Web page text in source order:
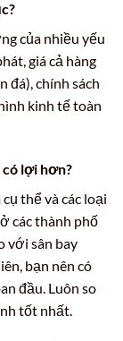
của nhiều yếu
giá cả hàng
đá), chính sách
kinh tế toàn
có lợi hơn?
thể và các loại
các thành phố
với sân bay
bạn nên có
đầu. Luôn so
tốt nhất.